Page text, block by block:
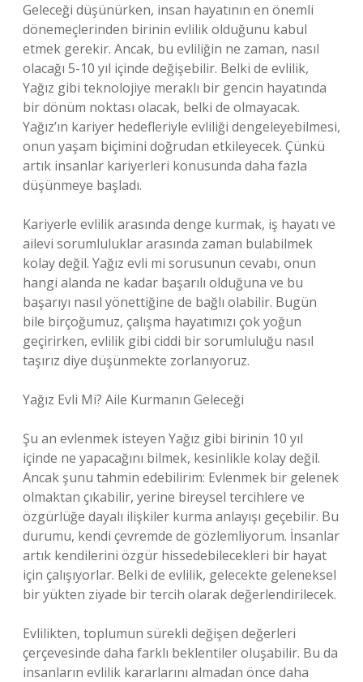
Geleceği düşünürken, insan hayatının en önemli
dönemeçlerinden birinin evlilik olduğunu kabul
etmek gerekir. Ancak, bu evliliğin ne zaman, nasıl
olacağı 5-10 yıl içinde değişebilir. Belki de evlilik,
Yağız gibi teknolojiye meraklı bir gencin hayatında
bir dönüm noktası olacak, belki de olmayacak.
Yağız’ın kariyer hedefleriyle evliliği dengeleyebilmesi,
onun yaşam biçimini doğrudan etkileyecek. Çünkü
artık insanlar kariyerleri konusunda daha fazla
düşünmeye başladı.
Kariyerle evlilik arasında denge kurmak, iş hayatı ve
ailevi sorumluluklar arasında zaman bulabilmek
kolay değil. Yağız evli mi sorusunun cevabı, onun
hangi alanda ne kadar başarılı olduğuna ve bu
başarıyı nasıl yönettiğine de bağlı olabilir. Bugün
bile birçoğumuz, çalışma hayatımızı çok yoğun
geçirirken, evlilik gibi ciddi bir sorumluluğu nasıl
taşırız diye düşünmekte zorlanıyoruz.
Yağız Evli Mi? Aile Kurmanın Geleceği
Şu an evlenmek isteyen Yağız gibi birinin 10 yıl
içinde ne yapacağını bilmek, kesinlikle kolay değil.
Ancak şunu tahmin edebilirim: Evlenmek bir gelenek
olmaktan çıkabilir, yerine bireysel tercihlere ve
özgürlüğe dayalı ilişkiler kurma anlayışı geçebilir. Bu
durumu, kendi çevremde de gözlemliyorum. İnsanlar
artık kendilerini özgür hissedebilecekleri bir hayat
için çalışıyorlar. Belki de evlilik, gelecekte geleneksel
bir yükten ziyade bir tercih olarak değerlendirilecek.
Evlilikten, toplumun sürekli değişen değerleri
çerçevesinde daha farklı beklentiler oluşabilir. Bu da
insanların evlilik kararlarını almadan önce daha